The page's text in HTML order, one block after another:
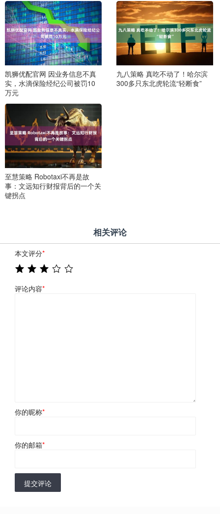
凯狮优配官网 因业务信息不真
实，水滴保险经纪公司被罚10
万元
九八策略 真吃不动了！哈尔滨
300多只东北虎轮流“轻断食”
至慧策略 Robotaxi不再是故
事：文远知行财报背后的一个关
键拐点
相关评论
本文评分*
评论内容*
你的昵称*
你的邮箱*
提交评论